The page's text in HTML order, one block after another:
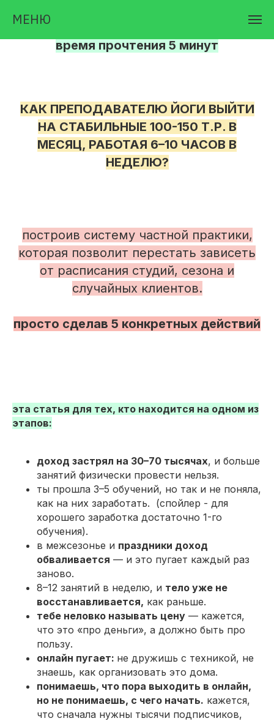
МЕНЮ
время прочтения 5 минут
КАК ПРЕПОДАВАТЕЛЮ ЙОГИ ВЫЙТИ
НА СТАБИЛЬНЫЕ 100-150 Т.Р. В
МЕСЯЦ, РАБОТАЯ 6–10 ЧАСОВ В
НЕДЕЛЮ?
построив систему частной практики,
которая позволит перестать зависеть
от расписания студий, сезона и
случайных клиентов.
просто сделав 5 конкретных действий
эта статья для тех, кто находится на одном из
этапов:
доход застрял на 30–70 тысячах, и больше
занятий физически провести нельзя.
ты прошла 3–5 обучений, но так и не поняла,
как на них заработать. (спойлер - для
хорошего заработка достаточно 1-го
обучения).
в межсезонье и праздники доход
обваливается — и это пугает каждый раз
заново.
8–12 занятий в неделю, и тело уже не
восстанавливается, как раньше.
тебе неловко называть цену — кажется,
что это «про деньги», а должно быть про
пользу.
онлайн пугает: не дружишь с техникой, не
знаешь, как организовать это дома.
понимаешь, что пора выходить в онлайн,
но не понимаешь, с чего начать. кажется,
что сначала нужны тысячи подписчиков,